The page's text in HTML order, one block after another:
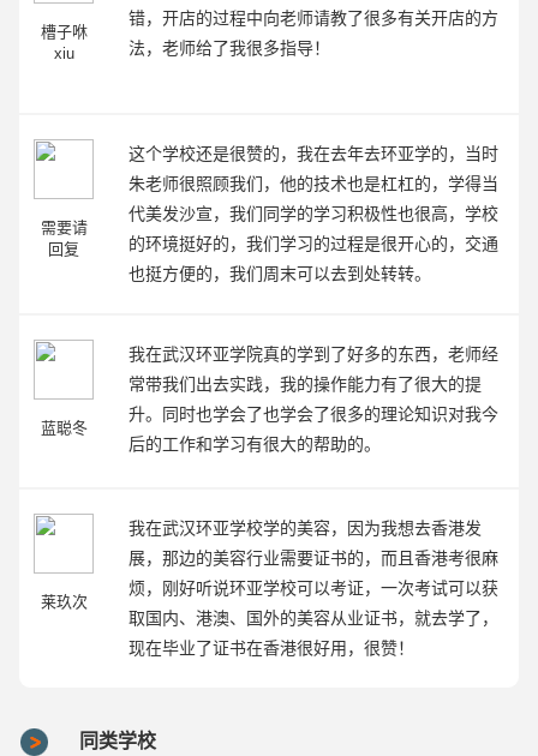
槽子咻
xiu
错，开店的过程中向老师请教了很多有关开店的方
法，老师给了我很多指导！
需要请
回复
这个学校还是很赞的，我在去年去环亚学的，当时
朱老师很照顾我们，他的技术也是杠杠的，学得当
代美发沙宣，我们同学的学习积极性也很高，学校
的环境挺好的，我们学习的过程是很开心的，交通
也挺方便的，我们周末可以去到处转转。
蓝聪冬
我在武汉环亚学院真的学到了好多的东西，老师经
常带我们出去实践，我的操作能力有了很大的提
升。同时也学会了也学会了很多的理论知识对我今
后的工作和学习有很大的帮助的。
莱玖次
我在武汉环亚学校学的美容，因为我想去香港发
展，那边的美容行业需要证书的，而且香港考很麻
烦，刚好听说环亚学校可以考证，一次考试可以获
取国内、港澳、国外的美容从业证书，就去学了，
现在毕业了证书在香港很好用，很赞！
同类学校